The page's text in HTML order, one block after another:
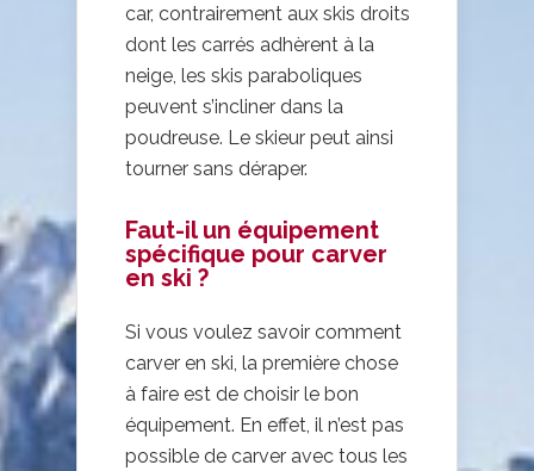
car, contrairement aux skis droits
dont les carrés adhèrent à la
neige, les skis paraboliques
peuvent s’incliner dans la
poudreuse. Le skieur peut ainsi
tourner sans déraper.
Faut-il un équipement
spécifique pour carver
en ski ?
Si vous voulez savoir comment
carver en ski, la première chose
à faire est de choisir le bon
équipement. En effet, il n’est pas
possible de carver avec tous les